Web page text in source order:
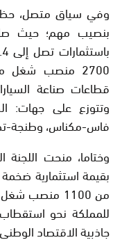
وفي سياق متصل، حظي
بنصيب مهم؛ حيث
2700 منصب
قطاعات صناعة
وتتوزع على جهات:
فاس-مكناس، وطنجة-
وختاما، منحت اللجنة
من 1100
للمملكة نحو استقطاب
جاذبية الاقتصاد